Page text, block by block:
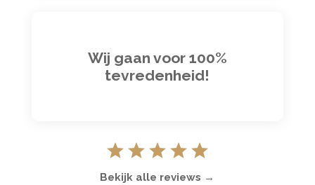
Wij gaan voor 100%
tevredenheid!
Bekijk alle reviews →